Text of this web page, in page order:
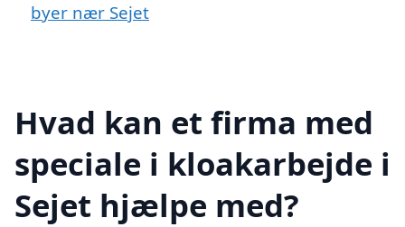
byer nær Sejet
Hvad kan et firma med
speciale i kloakarbejde i
Sejet hjælpe med?